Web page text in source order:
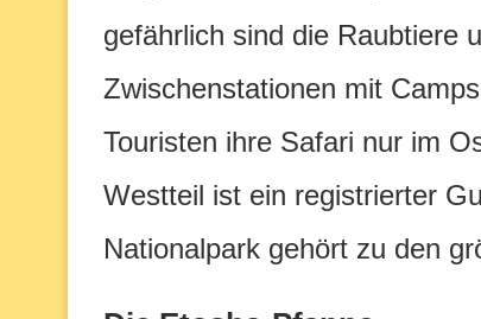
gefährlich sind die Raubtiere
Zwischenstationen mit
Touristen ihre Safari nur im
Westteil ist ein registrierter
Nationalpark gehört zu den